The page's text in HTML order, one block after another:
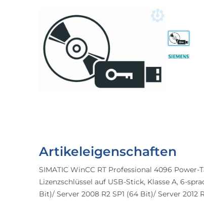
Artikeleigenschaften
SIMATIC WinCC RT Professional 4096 Power-
Lizenzschlüssel auf USB-Stick, Klasse A, 6-
Bit)/ Server 2008 R2 SP1 (64 Bit)/ Server